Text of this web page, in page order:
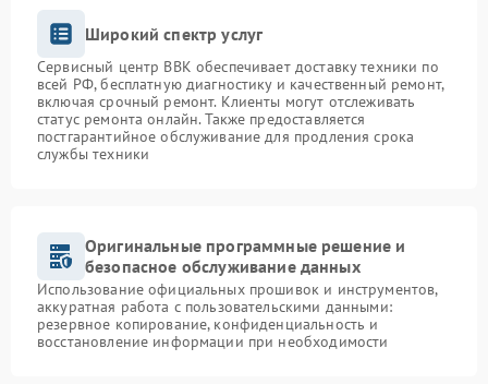
Широкий спектр услуг
Сервисный центр BBK обеспечивает доставку техники по
всей РФ, бесплатную диагностику и качественный ремонт,
включая срочный ремонт. Клиенты могут отслеживать
статус ремонта онлайн. Также предоставляется
постгарантийное обслуживание для продления срока
службы техники
Оригинальные программные решение и
безопасное обслуживание данных
Использование официальных прошивок и инструментов,
аккуратная работа с пользовательскими данными:
резервное копирование, конфиденциальность и
восстановление информации при необходимости